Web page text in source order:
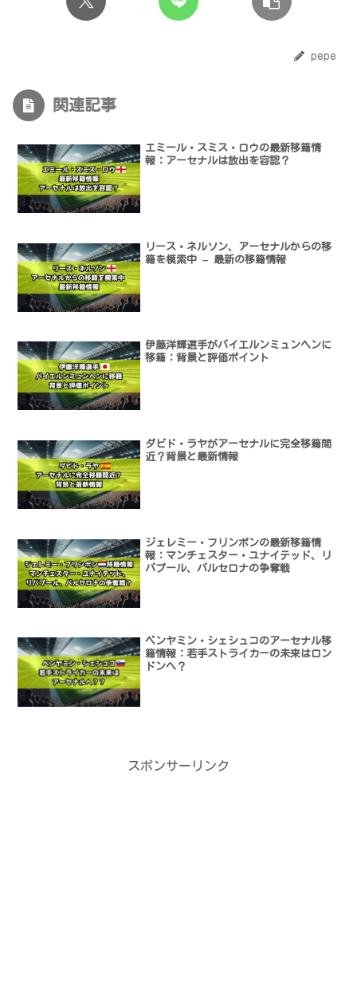
pepe
関連記事
エミール・スミス・ロウの最新移籍情
報：アーセナルは放出を容認？
リース・ネルソン、アーセナルからの移
籍を模索中 – 最新の移籍情報
伊藤洋輝選手がバイエルンミュンヘンに
移籍：背景と評価ポイント
ダビド・ラヤがアーセナルに完全移籍間
近？背景と最新情報
ジェレミー・フリンポンの最新移籍情
報：マンチェスター・ユナイテッド、リ
バプール、バルセロナの争奪戦
ベンヤミン・シェシュコのアーセナル移
籍情報：若手ストライカーの未来はロン
ドンへ？
スポンサーリンク